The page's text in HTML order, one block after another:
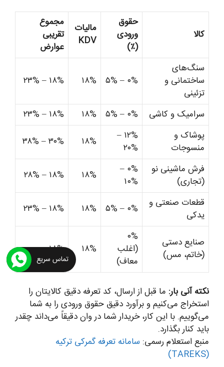
کالا
حقوق
ورودی
(٪)
مالیات
KDV
مجموع
تقریبی
عوارض
سنگ‌های
ساختمانی و
تزئینی
۰% – ۵% ۱۸% ۱۸% – ۲۳%
سرامیک و کاشی ۰% – ۵% ۱۸%
۱۸% – ۲۳%
پوشاک و
منسوجات
۱۲% –
۲۰%
۱۸%
۳۰% – ۳۸%
فرش ماشینی نو
(تجاری)
۰% –
۱۰%
۱۸%
۱۸% – ۲۸%
قطعات صنعتی و
یدکی
۰% – ۵% ۱۸% ۱۸% – ۲۳%
صنایع دستی
(خاتم، مس)
۰%
(اغلب
معاف)
۱۸% ۱۸%
نکته آنی بار: ما قبل از ارسال، کد تعرفه دقیق کالایتان را
استخراج می‌کنیم و برآورد دقیق حقوق ورودی را به شما
می‌گوییم. با این کار، خریدار شما در وان دقیقاً می‌داند چقدر
باید کنار بگذارد.
منبع استعلام رسمی: سامانه تعرفه گمرکی ترکیه
(TAREKS)
تماس سریع